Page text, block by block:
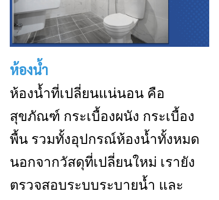
ห้องน้ำ
ห้องน้ำที่เปลี่ยนแน่นอน คือ
สุขภัณฑ์ กระเบื้องผนัง กระเบื้อง
พื้น รวมทั้งอุปกรณ์ห้องน้ำทั้งหมด
นอกจากวัสดุที่เปลี่ยนใหม่ เรายัง
ตรวจสอบระบบระบายน้ำ และ